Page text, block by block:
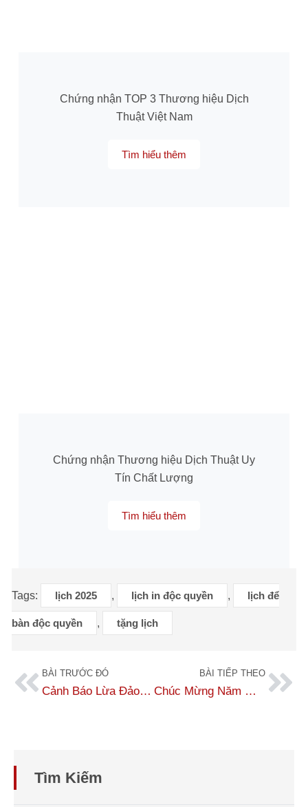
Chứng nhận TOP 3 Thương hiệu Dịch
Thuật Việt Nam
Tìm hiểu thêm
Chứng nhận Thương hiệu Dịch Thuật Uy
Tín Chất Lượng
Tìm hiểu thêm
Tags: lịch 2025 , lịch in độc quyền , lịch để
bàn độc quyền , tặng lịch
BÀI TRƯỚC ĐÓ
Cảnh Báo Lừa Đảo, Mạo Danh Dịch Thuật Số 1
BÀI TIẾP THEO
Chúc Mừng Năm Mới 2025 – Khởi Đầu Thịnh Vượng Cùng Dịch Thuật Số 1
Tìm Kiếm